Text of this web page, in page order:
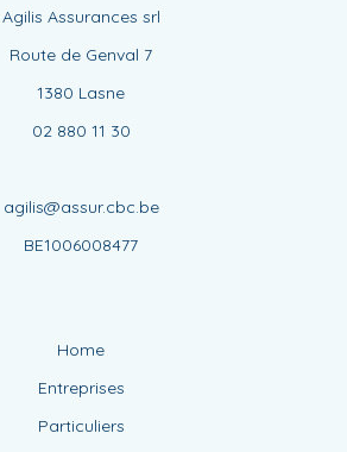
Agilis Assurances srl
Route de Genval 7
1380 Lasne
02 880 11 30
agilis@assur.cbc.be
BE1006008477
Home
Entreprises
Particuliers